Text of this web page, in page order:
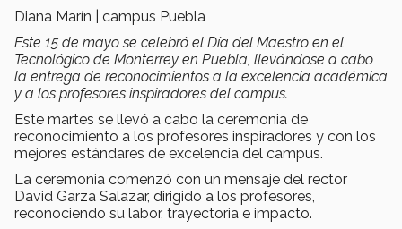
Diana Marín | campus Puebla
Este 15 de mayo se celebró el Día del Maestro en el
Tecnológico de Monterrey en Puebla, llevándose a cabo
la entrega de reconocimientos a la excelencia académica
y a los profesores inspiradores del campus.
Este martes se llevó a cabo la ceremonia de
reconocimiento a los profesores inspiradores y con los
mejores estándares de excelencia del campus.
La ceremonia comenzó con un mensaje del rector
David Garza Salazar, dirigido a los profesores,
reconociendo su labor, trayectoria e impacto.